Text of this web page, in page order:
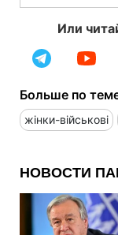
Или
Больше по
жінки-військові